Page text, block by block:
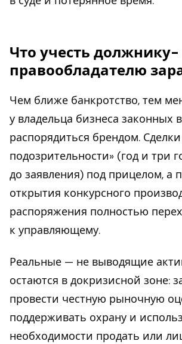
Что учесть должнику-
правообладателю
Чем ближе банкротство, тем
у владельца бизнеса законных
распорядиться брендом.
подозрительности» (год и три
до заявления) под прицелом, а
открытия конкурсного
распоряжения полностью
к управляющему.
Реальные — не выводящие
остаются в докризисной зоне:
провести честную рыночную
поддерживать охрану и
необходимости продать или